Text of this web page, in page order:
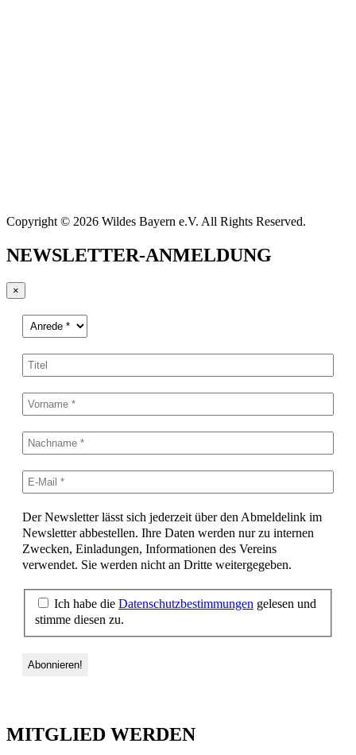
Copyright © 2026 Wildes Bayern e.V. All Rights Reserved.
NEWSLETTER-ANMELDUNG
×
Der Newsletter lässt sich jederzeit über den Abmeldelink im
Newsletter abbestellen. Ihre Daten werden nur zu internen
Zwecken, Einladungen, Informationen des Vereins
verwendet. Sie werden nicht an Dritte weitergegeben.
Ich habe die Datenschutzbestimmungen gelesen und
stimme diesen zu.
MITGLIED WERDEN